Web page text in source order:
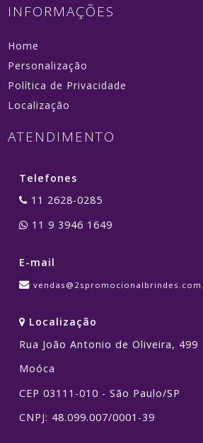
INFORMAÇÕES
Home
Personalização
Política de Privacidade
Localização
ATENDIMENTO
Telefones
11 2628-0285
11 9 3946 1649
E-mail
Localização
Rua João Antonio de Oliveira, 499
Moóca
CEP 03111-010 - São Paulo/SP
CNPJ: 48.099.007/0001-39